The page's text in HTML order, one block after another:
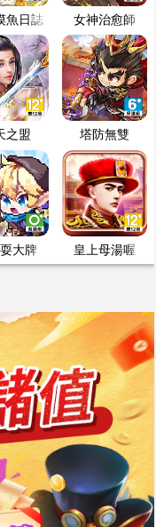
魚日誌 女神治愈師
之盟 塔防無雙
大牌 皇上母湯喔